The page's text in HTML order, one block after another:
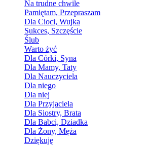
Na trudne chwile
Pamiętam, Przepraszam
Dla Cioci, Wujka
Sukces, Szczęście
Ślub
Warto żyć
Dla Córki, Syna
Dla Mamy, Taty
Dla Nauczyciela
Dla niego
Dla niej
Dla Przyjaciela
Dla Siostry, Brata
Dla Babci, Dziadka
Dla Żony, Męża
Dziękuję